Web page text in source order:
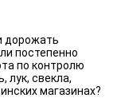
дорожать
постепенно
по контролю
лук, свекла,
магазинах?